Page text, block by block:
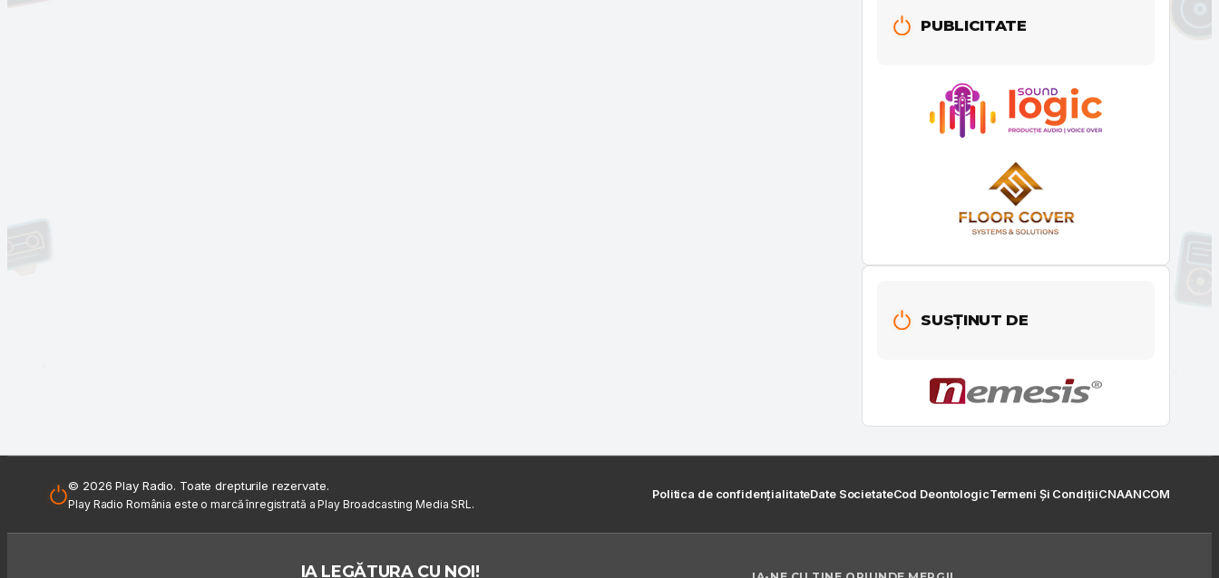
PUBLICITATE
SUSȚINUT DE
© 2026 Play Radio. Toate drepturile rezervate.
Play Radio România este o marcă înregistrată a Play Broadcasting Media SRL.
Politica de confidențialitateDate SocietateCod DeontologicTermeni Și CondițiiCNAANCOM
IA LEGĂTURA CU NOI!